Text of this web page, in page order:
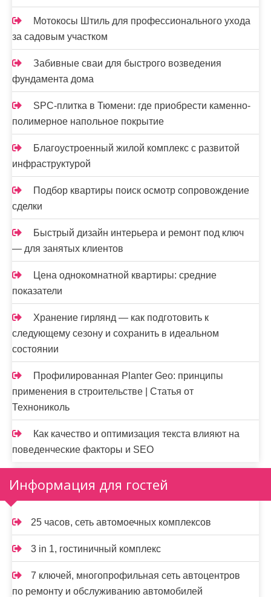
Мотокосы Штиль для профессионального ухода
за садовым участком
Забивные сваи для быстрого возведения
фундамента дома
SPC-плитка в Тюмени: где приобрести каменно-
полимерное напольное покрытие
Благоустроенный жилой комплекс с развитой
инфраструктурой
Подбор квартиры поиск осмотр сопровождение
сделки
Быстрый дизайн интерьера и ремонт под ключ
— для занятых клиентов
Цена однокомнатной квартиры: средние
показатели
Хранение гирлянд — как подготовить к
следующему сезону и сохранить в идеальном
состоянии
Профилированная Planter Geo: принципы
применения в строительстве | Статья от
Технониколь
Как качество и оптимизация текста влияют на
поведенческие факторы и SEO
Информация для гостей
25 часов, сеть автомоечных комплексов
3 in 1, гостиничный комплекс
7 ключей, многопрофильная сеть автоцентров
по ремонту и обслуживанию автомобилей